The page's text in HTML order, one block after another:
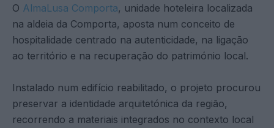
O AlmaLusa Comporta, unidade hoteleira localizada
na aldeia da Comporta, aposta num conceito de
hospitalidade centrado na autenticidade, na ligação
ao território e na recuperação do património local.
Instalado num edifício reabilitado, o projeto procurou
preservar a identidade arquitetónica da região,
recorrendo a materiais integrados no contexto local